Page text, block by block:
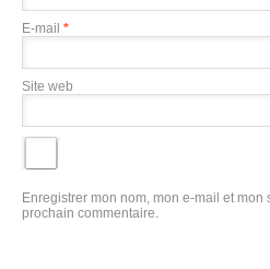
E-mail *
Site web
Enregistrer mon nom, mon e-mail et
prochain commentaire.